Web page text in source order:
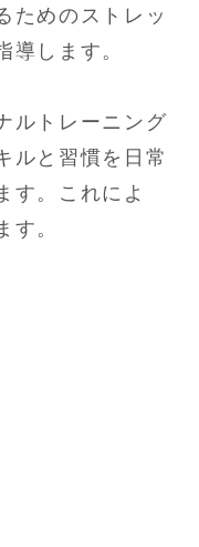
ためのストレッ
導します。
ルトレーニング
ルと習慣を日常
す。これによ
す。